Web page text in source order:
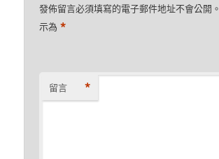
發佈留言必須填寫的電子郵件地址不會公開。
示為*
留言 *